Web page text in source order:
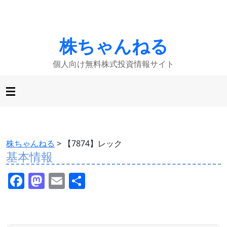
株ちゃんねる
個人向け無料株式投資情報サイト
株ちゃんねる > 【7874】レック
基本情報
F M E